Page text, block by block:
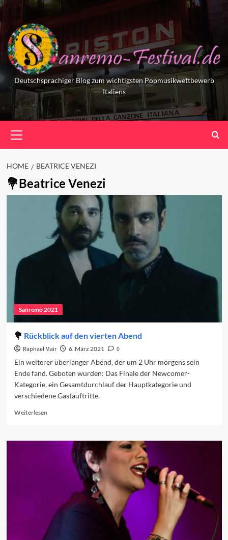
Skip
to
content
Deutschsprachiger Blog zum wichtigsten Popmusikwettbewerb
Italiens
Menu
HOME BEATRICE VENEZI
Beatrice Venezi
Sanremo 2021
Rückblick auf den vierten Abend
Raphael Mair 6. März 2021
0
Ein weiterer überlanger Abend, der um 2 Uhr morgens sein
Ende fand. Geboten wurden: Das Finale der Newcomer-
Kategorie, ein Gesamtdurchlauf der Hauptkategorie und
verschiedene Gastauftritte.
WeiterlesenRead
Rückblick